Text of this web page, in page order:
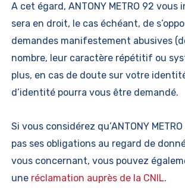
A cet égard, ANTONY METRO 92 vous
sera en droit, le cas échéant, de
demandes manifestement abusives
nombre, leur caractère répétitif ou
plus, en cas de doute sur votre
d’identité pourra vous être demandé.
Si vous considérez qu’ANTONY
pas ses obligations au regard de
vous concernant, vous pouvez
une réclamation auprès de la CNIL.